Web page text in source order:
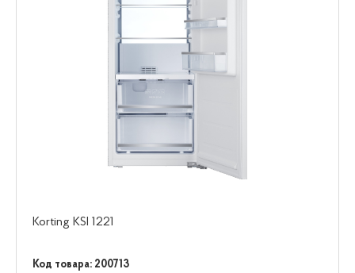
Korting KSI 1221
Код товара: 200713